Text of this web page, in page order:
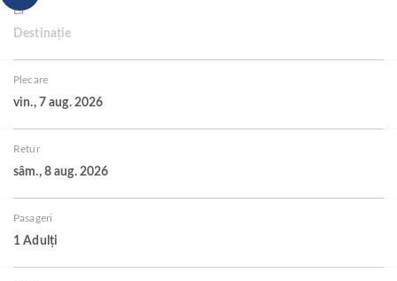
La
Destinație
Plecare
vin., 7 aug. 2026
Retur
sâm., 8 aug. 2026
Pasageri
1 Adulți